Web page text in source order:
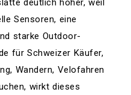
deutlich höher, weil
Sensoren, eine
starke Outdoor-
für Schweizer Käufer,
Wandern, Velofahren
wirkt dieses